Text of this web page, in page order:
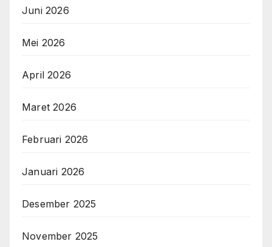
Juni 2026
Mei 2026
April 2026
Maret 2026
Februari 2026
Januari 2026
Desember 2025
November 2025